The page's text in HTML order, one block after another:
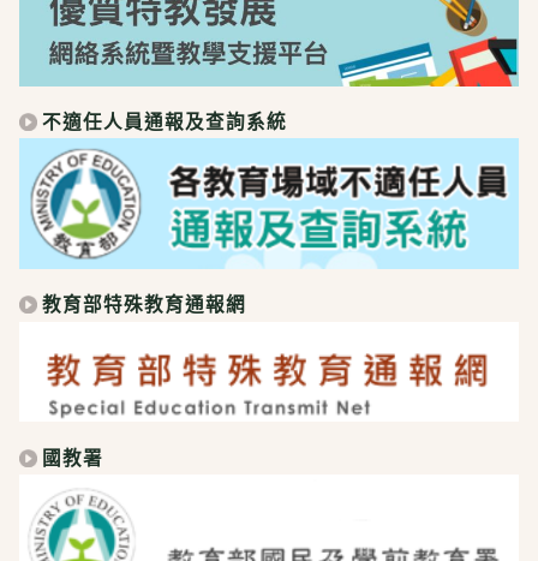
不適任人員通報及查詢系統
教育部特殊教育通報網
國教署